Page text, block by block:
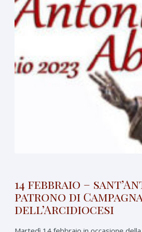
14 febbraio –
patrono di
dell’Arcidiocesi